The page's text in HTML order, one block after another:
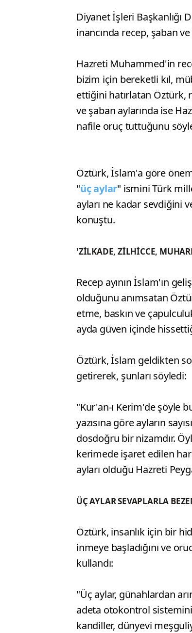
Diyanet İşleri Başkanlığı
inancında recep, şaban
Hazreti Muhammed'in
bizim için bereketli kıl,
ettiğini hatırlatan Öztürk,
ve şaban aylarında ise
nafile oruç tuttuğunu
Öztürk, İslam'a göre
"üç aylar" ismini Türk
ayları ne kadar sevdiğini
konuştu.
'ZİLKADE, ZİLHİCCE,
Recep ayının İslam'ın
olduğunu anımsatan
etme, baskın ve
ayda güven içinde
Öztürk, İslam geldikten
getirerek, şunları söyledi:
"Kur'an-ı Kerim'de şöyle
yazısına göre ayların
dosdoğru bir nizamdır.
kerimede işaret edilen
ayları olduğu Hazreti
ÜÇ AYLAR SEVAPLARLA
Öztürk, insanlık için bir
inmeye başladığını ve
kullandı:
"Üç aylar, günahlardan
adeta otokontrol
kandiller, dünyevi